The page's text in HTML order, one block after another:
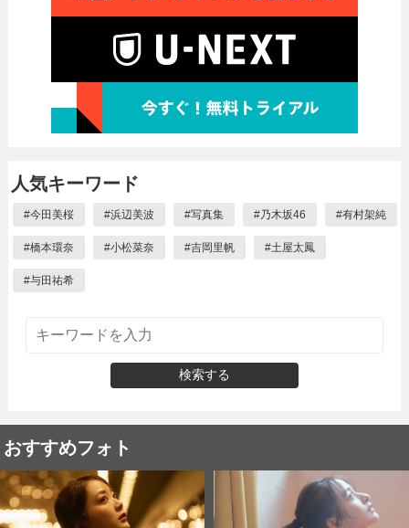
人気キーワード
#今田美桜 #浜辺美波 #写真集 #乃木坂46 #有村架純
#橋本環奈 #小松菜奈 #吉岡里帆 #土屋太鳳
#与田祐希
検索する
おすすめフォト